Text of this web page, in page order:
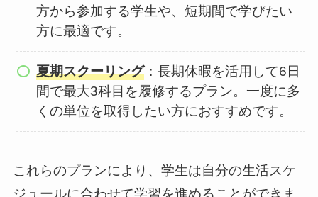
方から参加する学生や、短期間で学びたい
方に最適です。
夏期スクーリング：長期休暇を活用して6日
間で最大3科目を履修するプラン。一度に多
くの単位を取得したい方におすすめです。
これらのプランにより、学生は自分の生活スケ
ジュールに合わせて学習を進めることができま